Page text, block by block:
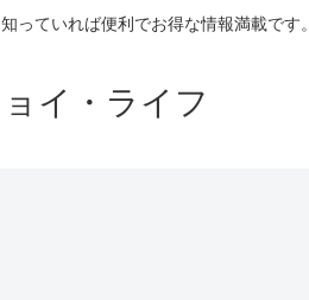
っていれば便利でお得な情報満載です。
イ・ライフ